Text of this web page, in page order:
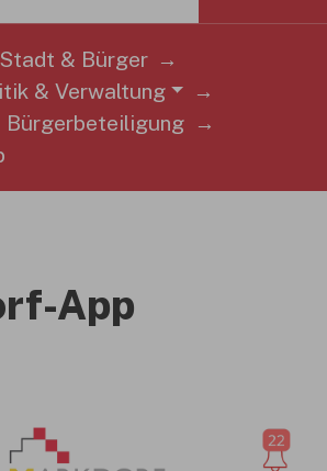
Stadt & Bürger
& Verwaltung
Bürgerbeteiligung
App